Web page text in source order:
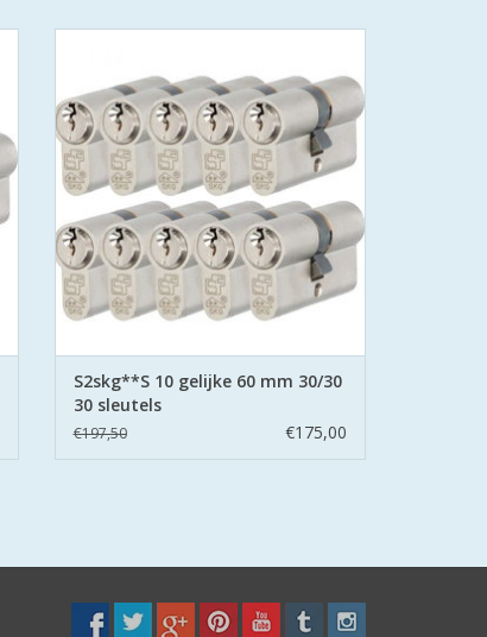
S2 staat voor safe en secure met boor
belemmering aan beide zijden hard stalen
pinnen.
TOEVOEGEN AAN WINKELWAGEN
S2skg**S 10 gelijke 60 mm 30/30
30 sleutels
€197,50 €175,00